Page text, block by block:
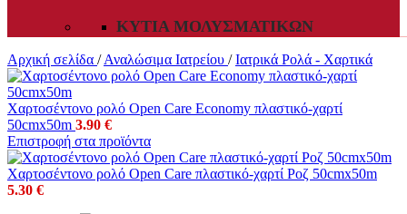
ΚΥΤΊΑ ΜΟΛΥΣΜΑΤΙΚΏΝ
Αρχική σελίδα / Αναλώσιμα Ιατρείου / Ιατρικά Ρολά - Χαρτικά
Χαρτοσέντονο ρολό Open Care Economy πλαστικό-χαρτί
50cmx50m 3.90 €
Επιστροφή στα προϊόντα
Χαρτοσέντονο ρολό Open Care πλαστικό-χαρτί Ροζ 50cmx50m
5.30 €